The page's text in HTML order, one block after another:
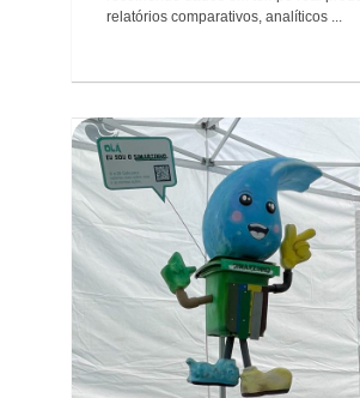
relatórios comparativos, analíticos ...